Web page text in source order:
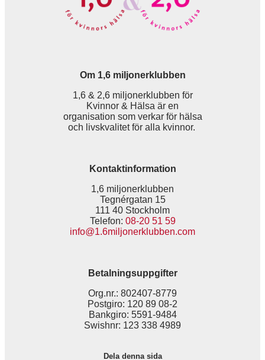
Om 1,6 miljonerklubben
1,6 & 2,6 miljonerklubben för
Kvinnor & Hälsa är en
organisation som verkar för hälsa
och livskvalitet för alla kvinnor.
Kontaktinformation
1,6 miljonerklubben
Tegnérgatan 15
111 40 Stockholm
Telefon: 08-20 51 59
info@1.6miljonerklubben.com
Betalningsuppgifter
Org.nr.: 802407-8779
Postgiro: 120 89 08-2
Bankgiro: 5591-9484
Swishnr: 123 338 4989
Dela denna sida